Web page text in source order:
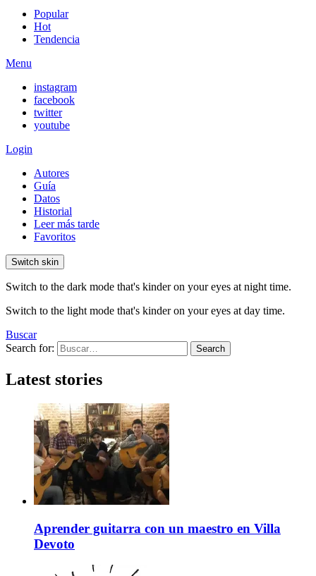
Popular
Hot
Tendencia
Menu
instagram
facebook
twitter
youtube
Login
Autores
Guía
Datos
Historial
Leer más tarde
Favoritos
Switch skin
Switch to the dark mode that's kinder on your eyes at night time.
Switch to the light mode that's kinder on your eyes at day time.
Buscar
Search for:
Search
Latest stories
Aprender guitarra con un maestro en Villa
Devoto